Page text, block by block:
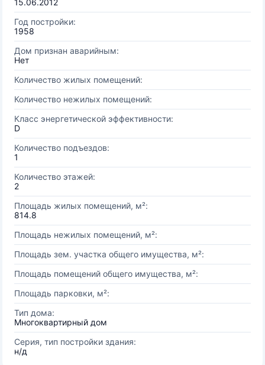
15.06.2012
Год постройки:
1958
Дом признан аварийным:
Нет
Количество жилых помещений:
Количество нежилых помещений:
Класс энергетической эффективности:
D
Количество подъездов:
1
Количество этажей:
2
Площадь жилых помещений, м²:
814.8
Площадь нежилых помещений, м²:
Площадь зем. участка общего имущества, м²:
Площадь помещений общего имущества, м²:
Площадь парковки, м²:
Тип дома:
Многоквартирный дом
Серия, тип постройки здания:
н/д